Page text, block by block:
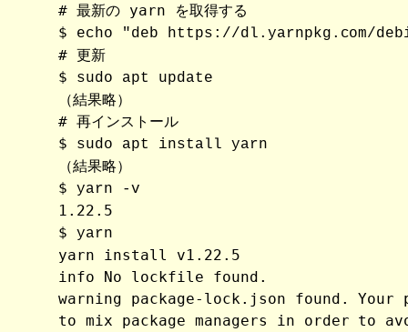
# 最新の yarn を取得する
$ echo "deb https://dl.yarnpkg.com/
# 更新
$ sudo apt update
（結果略）
# 再インストール
$ sudo apt install yarn
（結果略）
$ yarn -v
1.22.5
$ yarn
yarn install v1.22.5
info No lockfile found.
warning package-lock.json found.
to mix package managers in order to